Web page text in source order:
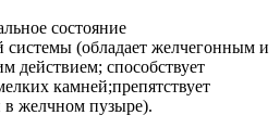
состояние
системы (обладает желчегонным и
действием; способствует
камней;препятствует
в желчном пузыре).